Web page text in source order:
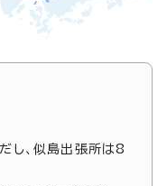
し、似島出張所は8